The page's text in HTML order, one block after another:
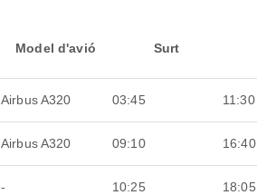
Model d'avió Surt
Airbus A320 03:45 11:30
Airbus A320 09:10 16:40
- 10:25 18:05